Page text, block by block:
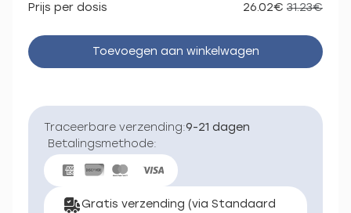
Prijs per dosis 26.02€ 31.23€
Toevoegen aan winkelwagen
Traceerbare verzending:9-21 dagen
Betalingsmethode:
Gratis verzending (via Standaard